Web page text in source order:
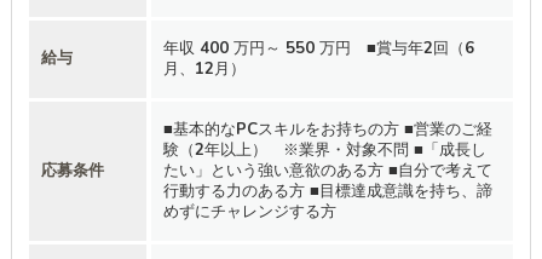
給与
年収 400 万円～ 550 万円 ■賞与年2回（6
月、12月）
応募条件
■基本的なPCスキルをお持ちの方 ■営業のご経
験（2年以上） ※業界・対象不問 ■「成長し
たい」という強い意欲のある方 ■自分で考えて
行動する力のある方 ■目標達成意識を持ち、諦
めずにチャレンジする方